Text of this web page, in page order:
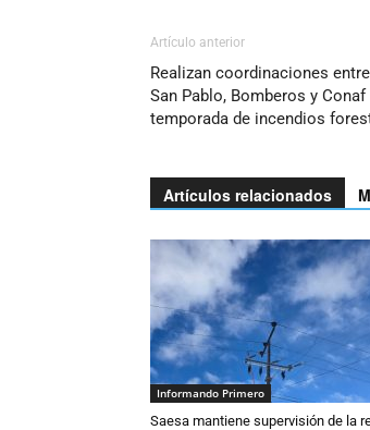
Artículo anterior
Realizan coordinaciones
San Pablo, Bomberos y
temporada de incendios
Artículos relacionados
Informando Primero
Saesa mantiene supervisión de la